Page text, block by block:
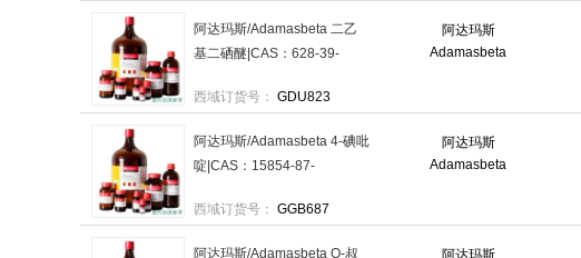
阿达玛斯
Adamasbeta
阿达玛斯/Adamasbeta 二乙
基二硒醚|CAS：628-39-
瓶|Storeinacool,dryarea.，
西域订货号： GDU823
阿达玛斯
Adamasbeta
阿达玛斯/Adamasbeta 4-碘吡
啶|CAS：15854-87-
01028893 售卖规格：1瓶
西域订货号： GGB687
阿达玛斯
阿达玛斯/Adamasbeta O-叔